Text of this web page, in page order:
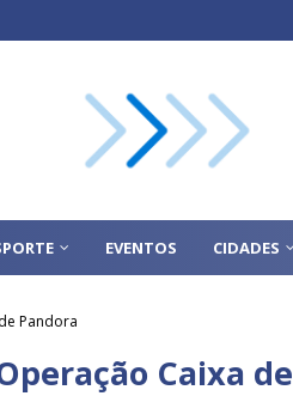
EVENTOS CIDADES
Pandora
Caixa de